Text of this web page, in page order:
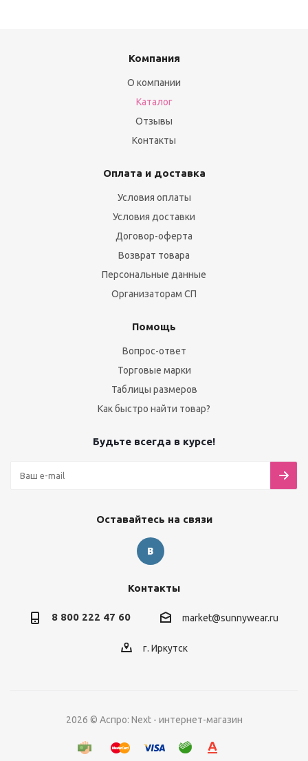
Компания
О компании
Каталог
Отзывы
Контакты
Оплата и доставка
Условия оплаты
Условия доставки
Договор-оферта
Возврат товара
Персональные данные
Организаторам СП
Помощь
Вопрос-ответ
Торговые марки
Таблицы размеров
Как быстро найти товар?
Будьте всегда в курсе!
Оставайтесь на связи
Контакты
8 800 222 47 60 market@sunnywear.ru
г. Иркутск
2026 © Аспро: Next - интернет-магазин